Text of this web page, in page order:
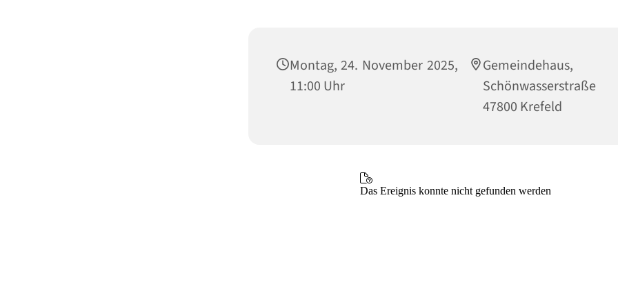
Montag, 24. November 2025,
11:00 Uhr
Gemeindehaus,
47800 Krefeld